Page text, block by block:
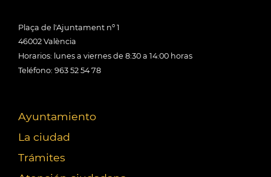
Plaça de l'Ajuntament nº 1
46002 València
Horarios: lunes a viernes de 8:30 a 14:00 horas
Teléfono: 963 52 54 78
Ayuntamiento
La ciudad
Trámites